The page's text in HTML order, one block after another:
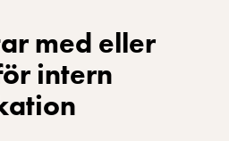
med eller
intern